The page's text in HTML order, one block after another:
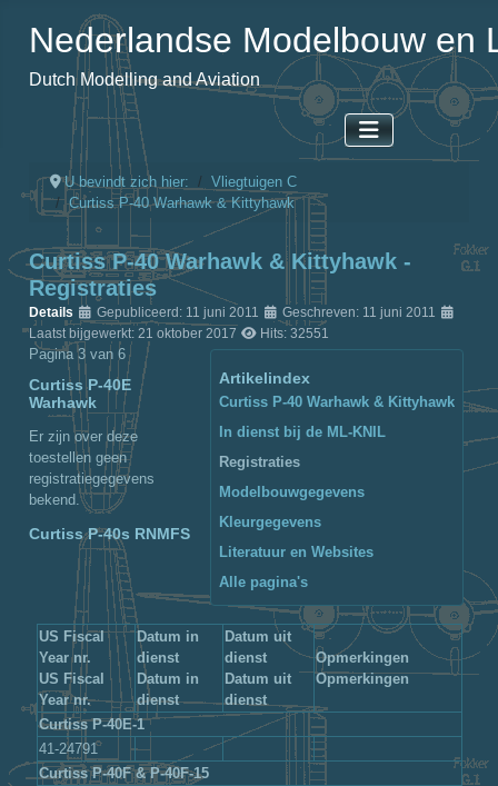
Nederlandse Modelbouw en
Dutch Modelling and Aviation
U bevindt zich hier:
Vliegtuigen C
Curtiss P-40 Warhawk & Kittyhawk
Curtiss P-40 Warhawk & Kittyhawk -
Registraties
Details Gepubliceerd: 11 juni 2011
Geschreven: 11 juni 2011
Laatst bijgewerkt: 21 oktober 2017
Hits: 32551
Artikelindex
Curtiss P-40 Warhawk & Kittyhawk
In dienst bij de ML-KNIL
Registraties
Modelbouwgegevens
Kleurgegevens
Literatuur en Websites
Alle pagina's
Pagina 3 van 6
Curtiss P-40E
Warhawk
Er zijn over deze
toestellen geen
registratiegegevens
bekend.
Curtiss P-40s RNMFS
US Fiscal
Year nr.
US Fiscal
Year nr.
Datum in
dienst
Datum in
dienst
Datum uit
dienst
Datum uit
dienst
Opmerkingen
Opmerkingen
Curtiss P-40E-1
41-24791
Curtiss P-40F & P-40F-15